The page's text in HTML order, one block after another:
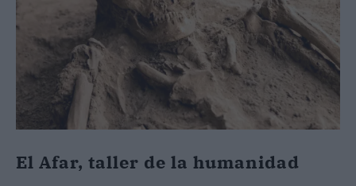
El Afar, taller de la humanidad